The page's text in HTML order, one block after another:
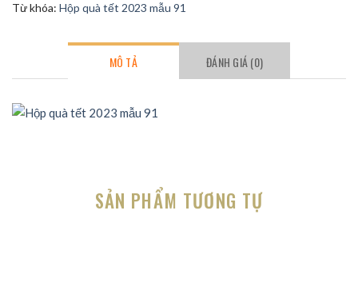
Từ khóa: Hộp quà tết 2023 mẫu 91
MÔ TẢ ĐÁNH GIÁ (0)
SẢN PHẨM TƯƠNG TỰ